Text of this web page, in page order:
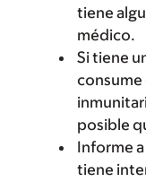
tiene
médico.
Si tiene
consume
posible
Informe
tiene